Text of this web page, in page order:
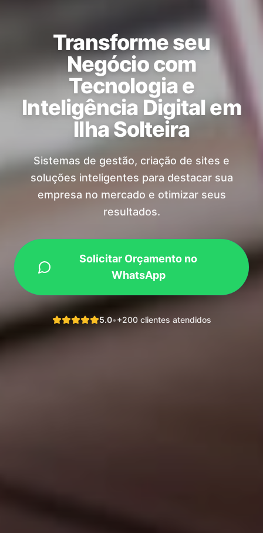
Transforme seu
Negócio com
Tecnologia e
Inteligência Digital em
Ilha Solteira
Sistemas de gestão, criação de sites e
soluções inteligentes para destacar sua
empresa no mercado e otimizar seus
resultados.
Solicitar Orçamento no
WhatsApp
5.0•+200 clientes atendidos